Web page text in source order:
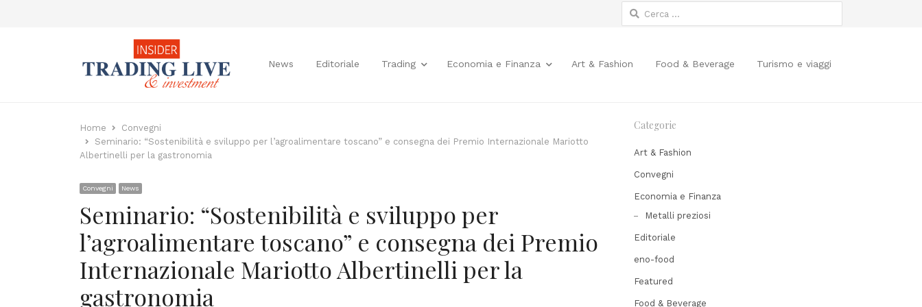
Ricerca
per:
News Editoriale Trading Economia e Finanza Art & Fashion Food & Beverage Turismo e viaggi
Home
Convegni
Seminario: “Sostenibilità e sviluppo per l’agroalimentare toscano” e consegna dei Premio Internazionale Mariotto
Albertinelli per la gastronomia
Convegni News
Seminario: “Sostenibilità e sviluppo per
l’agroalimentare toscano” e consegna dei Premio
Internazionale Mariotto Albertinelli per la
gastronomia
Categorie
Art & Fashion
Convegni
Economia e Finanza
Metalli preziosi
Editoriale
eno-food
Featured
Food & Beverage